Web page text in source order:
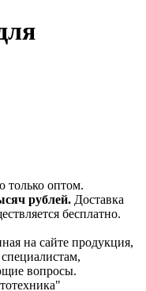
оптом.
рублей. Доставка
бесплатно.
на сайте продукция,
вопросы.